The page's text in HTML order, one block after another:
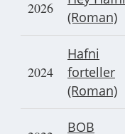
2026
(Roman)
2024
Hafni
forteller
(Roman)
BOB